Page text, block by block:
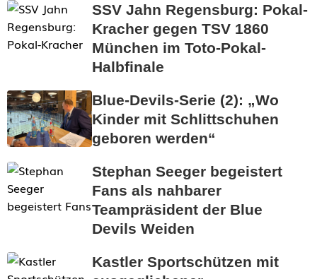
SSV Jahn Regensburg: Pokal-
Kracher gegen TSV 1860
München im Toto-Pokal-
Halbfinale
Blue-Devils-Serie (2): „Wo
Kinder mit Schlittschuhen
geboren werden“
Stephan Seeger begeistert
Fans als nahbarer
Teampräsident der Blue
Devils Weiden
Kastler Sportschützen mit